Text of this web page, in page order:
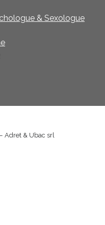
& Sexologue
Adret & Ubac srl